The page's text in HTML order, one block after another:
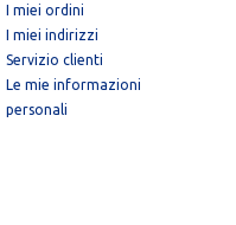
I miei ordini
I miei indirizzi
Servizio clienti
Le mie informazioni
personali